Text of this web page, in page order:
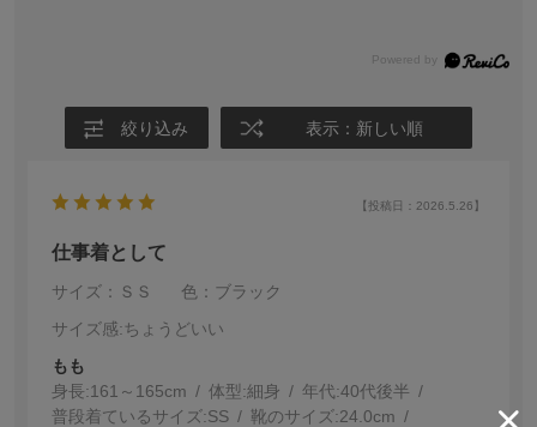
絞り込み 表示：新しい順
【投稿日：2026.5.26】
仕事着として
サイズ：ＳＳ
色：ブラック
サイズ感:ちょうどいい
もも
身長:161～165cm 体型:細身 年代:40代後半
普段着ているサイズ:SS 靴のサイズ:24.0cm